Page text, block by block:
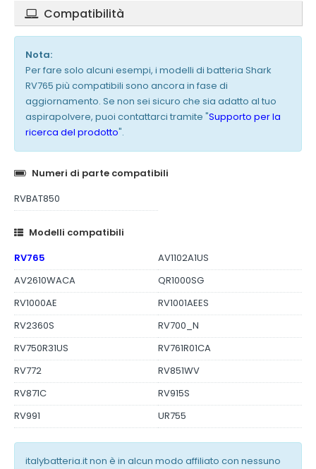
Compatibilità
Nota:
Per fare solo alcuni esempi, i modelli di batteria Shark
RV765 più compatibili sono ancora in fase di
aggiornamento. Se non sei sicuro che sia adatto al tuo
aspirapolvere, puoi contattarci tramite "Supporto per la
ricerca del prodotto".
Numeri di parte compatibili
RVBAT850
Modelli compatibili
RV765
AV1102A1US
AV2610WACA
QR1000SG
RV1000AE
RV1001AEES
RV2360S
RV700_N
RV750R31US
RV761R01CA
RV772
RV851WV
RV871C
RV915S
RV991
UR755
italybatteria.it non è in alcun modo affiliato con nessuno